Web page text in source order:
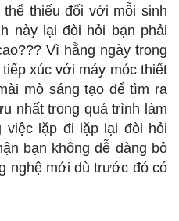
thiếu đối với mỗi sinh
này lại đòi hỏi bạn phải
Vì hằng ngày trong
xúc với máy móc thiết
mò sáng tạo để tìm ra
nhất trong quá trình làm
việc lặp đi lặp lại đòi hỏi
bạn không dễ dàng bỏ
nghệ mới dù trước đó có